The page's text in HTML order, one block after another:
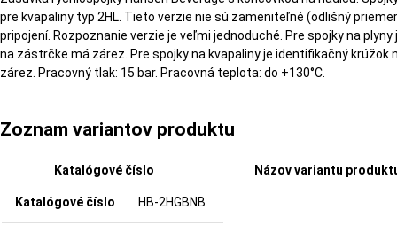
pre kvapaliny typ 2HL. Tieto verzie nie sú zameniteľné (odlišný
pripojení. Rozpoznanie verzie je veľmi jednoduché. Pre spojky na
na zástrčke má zárez. Pre spojky na kvapaliny je identifikačný
zárez. Pracovný tlak: 15 bar. Pracovná teplota: do +130°C.
Zoznam variantov produktu
Katalógové číslo Názov variantu
HB-2HGBNB